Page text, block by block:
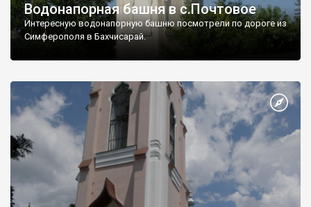
Водонапорная башня в с.Почтовое
Интересную водонапорную башню посмотрели по дороге из
Симферополя в Бахчисарай.